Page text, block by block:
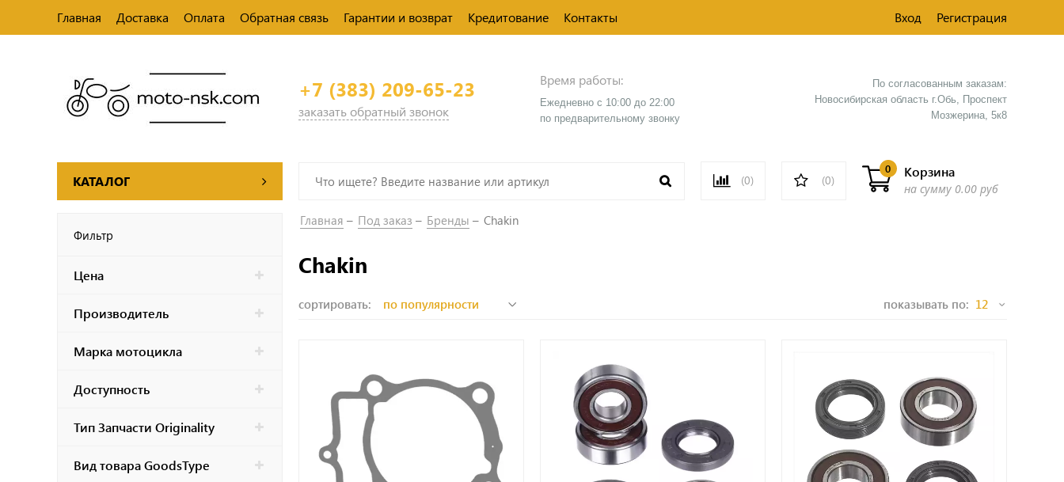
Главная Доставка Оплата Обратная связь Гарантии и возврат Кредитование Контакты Вход Регистрация
+7 (383) 209-65-23
заказать обратный звонок
Время работы:
Ежедневно с 10:00 до 22:00
​по предварительному звонку
По согласованным заказам:
Новосибирская область г.Обь, Проспект
Мозжерина, 5к8​
КАТАЛОГ (0) (0)
Корзина
0
на сумму 0.00 руб
Фильтр
Цена
Производитель
Марка мотоцикла
Доступность
Тип Запчасти Originality
Вид товара GoodsType
Главная Под заказ Бренды Chakin
Chakin
сортировать: показывать по: